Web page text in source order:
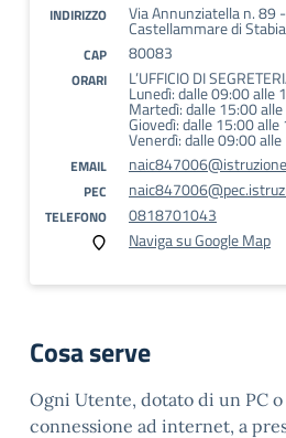
INDIRIZZO Via Annunziatella n. 89
Castellammare di
CAP 80083
ORARI L’UFFICIO DI
Lunedì: dalle 09:00 alle
Martedì: dalle 15:00
Giovedì: dalle 15:00 alle
Venerdì: dalle 09:00
EMAIL
PEC
TELEFONO
0818701043
Naviga su Google Map
Cosa serve
Ogni Utente, dotato di un PC
connessione ad internet, a